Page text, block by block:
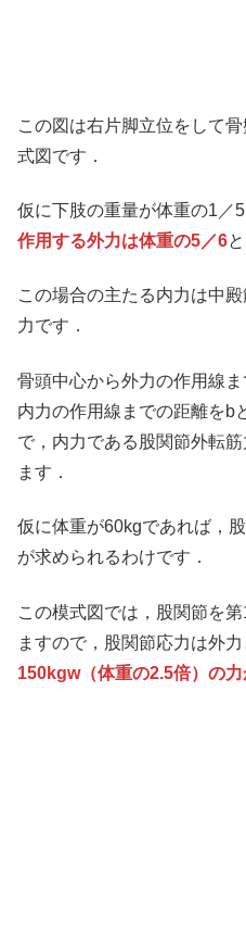
この図は右片脚立位をして
式図です．
仮に下肢の重量が体重の1／
作用する外力は体重の5／6
この場合の主たる内力は中
力です．
骨頭中心から外力の作用線
内力の作用線までの距離をb
で，内力である股関節外転
ます．
仮に体重が60kgであれば，
が求められるわけです．
この模式図では，股関節を
ますので，股関節応力は外力
150kgw（体重の2.5倍）の力